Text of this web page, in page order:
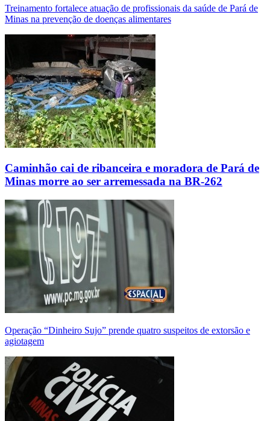
Treinamento fortalece atuação de profissionais da saúde de Pará de
Minas na prevenção de doenças alimentares
Caminhão cai de ribanceira e moradora de Pará de
Minas morre ao ser arremessada na BR-262
Operação “Dinheiro Sujo” prende quatro suspeitos de extorsão e
agiotagem